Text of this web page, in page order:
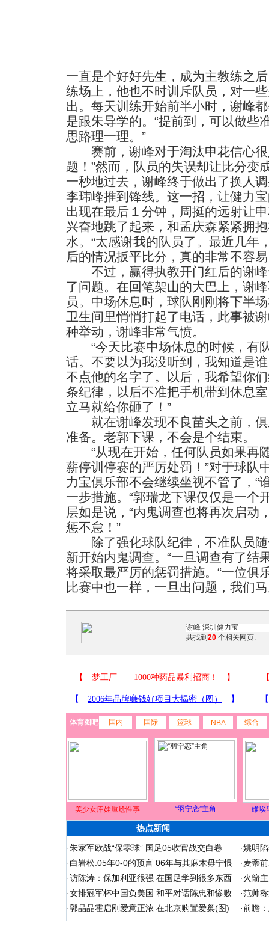
一直是个好好先生，成为主教练之
练场上，他也不时训斥队员，对一
出。每天训练开始前半小时，谢峰
是跟朱导学的。“提前到，可以做些
思路理一理。”
赛前，谢峰对于淘汰申花信心很
题！”然而，队员的失误却让比分变
一秒地过去，谢峰终于做出了换人
李玮峰推到锋线。这一招，让健力
出现在最后１分钟，周挺的远射让
兴奋地跳了起来，和孟庆森紧紧拥
水。“太感谢我的队员了。最近几年
后的情况扳平比分，真的非常不容易
不过，赢得执教开门红后的谢峰
了问题。在回笔架山的大巴上，谢
员。中场休息时，球队刚刚将下半
卫生间里悄悄打起了电话，此事被
种举动，谢峰非常气愤。
“今天比赛中场休息的时候，有
话。不要以为我没听到，我知道是
不点他的名字了。以后，我希望你
条纪律，以后不准把手机带到休息
立马就给你砸了！”
就在谢峰发现不良苗头之前，俱
准备。老郭下课，不会是个结束。
“从现在开始，任何队员如果再
薪停训停赛的严厉处罚！”对于球队
力宝俱乐部不会继续坐视不管了，“
一步措施。“郭瑞龙下课仅仅是一个
层如是说，“内鬼调查也将再次启动
惩不怠！”
除了强化球队纪律，不准队员随
新开始内鬼调查。“一旦调查有了结
将采取最严厉的惩罚措施。“一位俱
比赛中也一样，一旦出问题，我们
共找到 20 个相关网页.
体育图吧 国内 国际 篮球 NBA 综合
美少女库娃尴尬性事 “羽宁恋”主角 维埃
热点新闻
·朱家军欧战“保零球” 国足05收官战交白卷
·白岩松:05年0-0的预言 06年与其麻木毋宁恨
·访陈涛：保加利亚很强 在国足学到很多东西
·女排冠军杯中国负美国 和平对话陈忠和惨败
·郭晶晶霍启刚爱意正浓 在北京购置爱巢(图)
·姚明
·麦蒂
·火箭
·范帅
·前瞻